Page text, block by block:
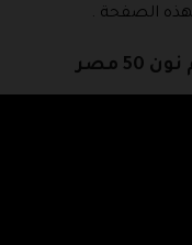
الصفحة .
مصر